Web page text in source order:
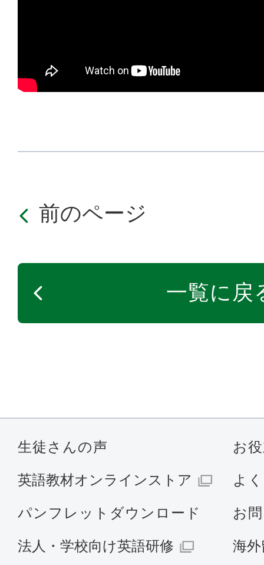
前のページ
一覧に戻
生徒さんの声 お
英語教材オンラインストア よ
パンフレットダウンロード お
法人・学校向け英語研修 海